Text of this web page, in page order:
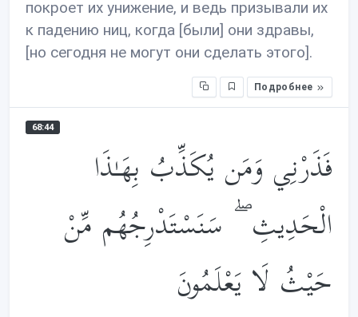
покроет их унижение, и ведь призывали их
к падению ниц, когда [были] они здравы,
[но сегодня не могут они сделать этого].
Подробнее
68:44
فَذَرْنِي وَمَن يُكَذِّبُ بِهَـٰذَا
الْحَدِيثِ ۖ سَنَسْتَدْرِجُهُم مِّنْ
حَيْثُ لَا يَعْلَمُونَ